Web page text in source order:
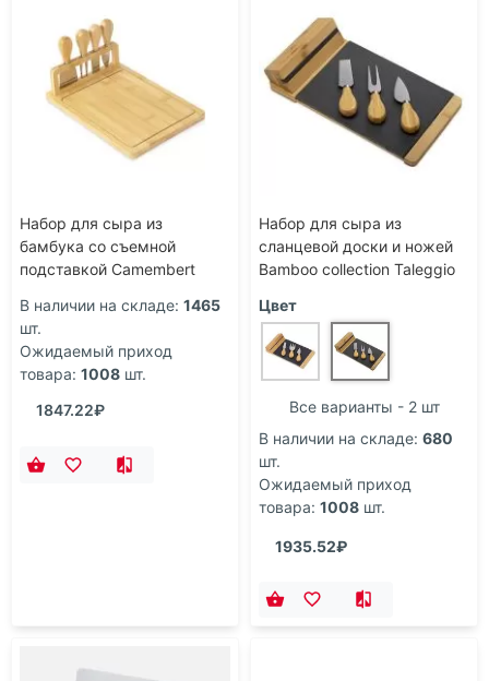
Набор для сыра из
бамбука со съемной
подставкой Camembert
В наличии на складе: 1465
шт.
Ожидаемый приход
товара: 1008 шт.
1847.22₽
Набор для сыра из
сланцевой доски и ножей
Bamboo collection Taleggio
Цвет
Все варианты - 2 шт
В наличии на складе: 680
шт.
Ожидаемый приход
товара: 1008 шт.
1935.52₽